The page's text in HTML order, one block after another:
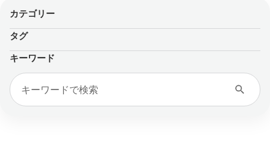
カテゴリー
タグ
キーワード